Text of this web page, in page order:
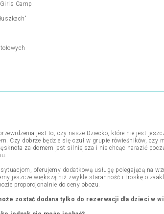
Camp
jest to, czy nasze Dziecko, które nie jest
Czy dobrze będzie się czuł w grupie rówieśników,
za domem jest silniejsza i nie chcąc narazić
oferujemy dodatkową usługę polegającą na
jeszcze większą niż zwykle staranność i troskę o
proporcjonalnie do ceny obozu.
zostać dodana tylko do rezerwacji dla dzieci w